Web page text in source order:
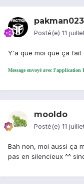
pakman023
Posté(e) 11
Y'a que moi que ça fait
Message envoyé avec
mooldo
Posté(e) 11
Bah non, moi aussi ça
pas en silencieux ^^